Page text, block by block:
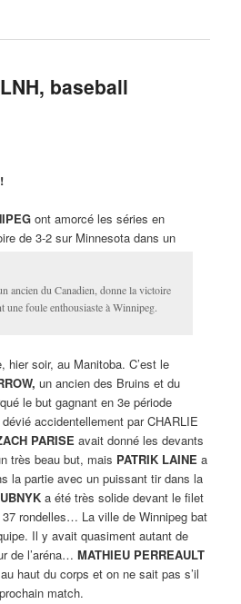
baseball
ont amorcé les séries en
de 3-2 sur Minnesota dans un
ancien du Canadien, donne la victoire
une foule enthousiaste à Winnipeg.
hier soir, au Manitoba. C’est le
un ancien des Bruins et du
le but gagnant en 3e période
accidentellement par CHARLIE
PARISE avait donné les devants
très beau but, mais PATRIK LAINE a
la partie avec un puissant tir dans la
a été très solide devant le filet
rondelles… La ville de Winnipeg bat
Il y avait quasiment autant de
de l’aréna… MATHIEU PERREAULT
haut du corps et on ne sait pas s’il
match.